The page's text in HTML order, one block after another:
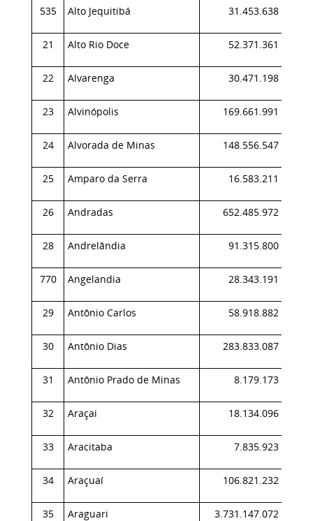
535 Alto Jequitibá 31.453.638
21 Alto Rio Doce 52.371.361
22 Alvarenga 30.471.198
23 Alvinópolis 169.661.991
24 Alvorada de Minas 148.556.547
25 Amparo da Serra 16.583.211
26 Andradas 652.485.972
28 Andrelândia 91.315.800
770 Angelandia 28.343.191
29 Antônio Carlos 58.918.882
30 Antônio Dias 283.833.087
31 Antônio Prado de Minas 8.179.173
32 Araçai 18.134.096
33 Aracitaba 7.835.923
34 Araçuaí 106.821.232
35 Araguari 3.731.147.072